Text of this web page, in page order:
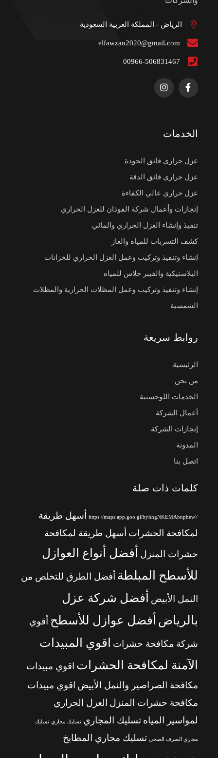
الرياض - المملكة العربية السعودية
elfawzan2020@gmail.com
00966-506831467
الخدمات
عزل حراري فائق الجودة
عزل حراري فائق الدقة
عزل حراري عالي الكفاءة
إنجازات وأعمال شركة الفوذان للعزل الحراري
تنفيذ وإنشاء العزل الحراري والمائي
كشف التسربات للمياه والغاز
إنشاء وتنفيذ وتركيب وعمل العزل الحراري للخزانات
البلاستيكية والفيبر جلاس للمياه
إنشاء وتنفيذ وتركيب وعمل المظلات الحرارية والمظلات
الشمسية
روابط سريعة
الرئيسية
من نحن
الخدمات اللوجستية
أعمال الشركة
إنجازات الشركة
المدونة
اتصل بنا
كلمات ذات صلة
https://maps.app.goo.gl/byhhgNKEMAbnphew7
أسهل طريقة
لمكافحة الحشرات أسهل طريقة لمكافحة
حشرات المنزل
أفضل أنواع العوازل
للأسطح المبلطة أفضل الطرق للتخلص من
النمل الأبيض
أفضل شركة عزل
بالرياض أفضل عوازل للأسطح أقوي
شركة مكافحة حشرات
اقوي المبيدات
الآمنة لمكافحة الحشرات اقوي مبيدات
مكافحة الصراصير والنمل الأبيض اقوي مبيدات
مكافحة حشرات المنزل العزل الحراري
لمواسير المياه تسليك المجاري تسليك مجاري تسليك
مجاري الصرف الصحي تسليك مجاري المطابخ